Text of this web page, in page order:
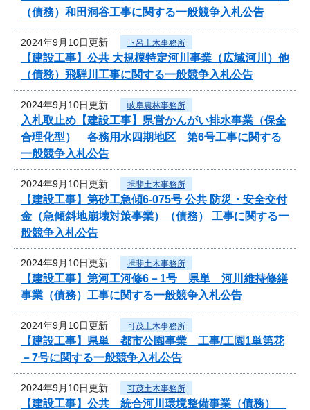
（債務）和田洞谷工事に関する一般競争入札公告
2024年9月10日更新 下呂土木事務所
【建設工事】公共 大規模特定河川事業（広域河川）他
（債務）飛騨川工事に関する一般競争入札公告
2024年9月10日更新 岐阜農林事務所
入札取止め【建設工事】県営かんがい排水事業（保全
合理化型） 各務用水四期地区 第6号工事に関する
一般競争入札公告
2024年9月10日更新 揖斐土木事務所
【建設工事】第砂工急傾6-075号 公共 防災・安全交付
金（急傾斜地崩壊対策事業）（債務） 工事に関する一
般競争入札公告
2024年9月10日更新 揖斐土木事務所
【建設工事】第河工河修6－1号 県単 河川維持修繕
事業（債務）工事に関する一般競争入札公告
2024年9月10日更新 可茂土木事務所
【建設工事】県単 都市公園事業 工事/工園1単第花
－7号に関する一般競争入札公告
2024年9月10日更新 可茂土木事務所
【建設工事】公共 統合河川環境整備事業（債務）